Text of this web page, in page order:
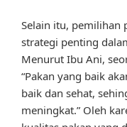
Selain itu, pemilihan
strategi penting
Menurut Ibu Ani,
“Pakan yang baik
baik dan sehat,
meningkat.” Oleh